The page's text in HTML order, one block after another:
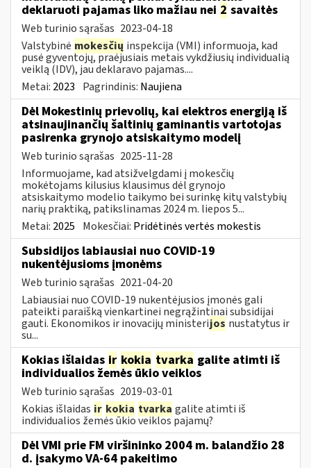
deklaruoti pajamas liko mažiau nei 2 savaitės
Web turinio sąrašas 2023-04-18
Valstybinė mokesčių inspekcija (VMI) informuoja, kad
pusė gyventojų, praėjusiais metais vykdžiusių individualią
veiklą (IDV), jau deklaravo pajamas....
Metai: 2023 Pagrindinis: Naujiena
Dėl Mokestinių prievolių, kai elektros energiją iš
atsinaujinančių šaltinių gaminantis vartotojas
pasirenka grynojo atsiskaitymo modelį
Web turinio sąrašas 2025-11-28
Informuojame, kad atsižvelgdami į mokesčių
mokėtojams kilusius klausimus dėl grynojo
atsiskaitymo modelio taikymo bei surinkę kitų valstybių
narių praktiką, patikslinamas 2024 m. liepos 5...
Metai: 2025 Mokesčiai: Pridėtinės vertės mokestis
Subsidijos labiausiai nuo COVID-19
nukentėjusioms įmonėms
Web turinio sąrašas 2021-04-20
Labiausiai nuo COVID-19 nukentėjusios įmonės gali
pateikti paraišką vienkartinei negrąžintinai subsidijai
gauti. Ekonomikos ir inovacijų ministerijos nustatytus ir
su...
Kokias išlaidas ir kokia tvarka galite atimti iš
individualios žemės ūkio veiklos
Web turinio sąrašas 2019-03-01
Kokias išlaidas ir kokia tvarka galite atimti iš
individualios žemės ūkio veiklos pajamų?
Dėl VMI prie FM viršininko 2004 m. balandžio 28
d. įsakymo VA-64 pakeitimo